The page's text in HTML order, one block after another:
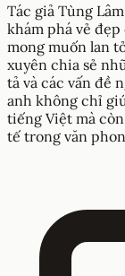
Tác giả Tùng
khám phá vẻ
mong muốn lan
xuyên chia sẻ
tả và các vấn đề
anh không chỉ
tiếng Việt mà
tế trong văn